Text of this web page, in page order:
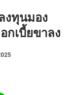
งทุนมอง
กเบี้ยขาลง